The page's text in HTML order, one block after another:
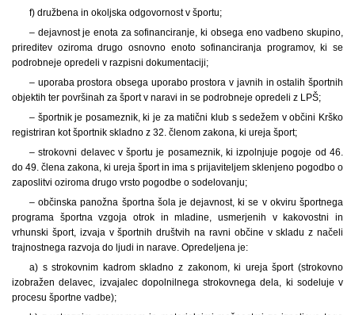
f) družbena in okoljska odgovornost v športu;
– dejavnost je enota za sofinanciranje, ki obsega eno vadbeno skupino,
prireditev oziroma drugo osnovno enoto sofinanciranja programov, ki se
podrobneje opredeli v razpisni dokumentaciji;
– uporaba prostora obsega uporabo prostora v javnih in ostalih športnih
objektih ter površinah za šport v naravi in se podrobneje opredeli z LPŠ;
– športnik je posameznik, ki je za matični klub s sedežem v občini Krško
registriran kot športnik skladno z 32. členom zakona, ki ureja šport;
– strokovni delavec v športu je posameznik, ki izpolnjuje pogoje od 46.
do 49. člena zakona, ki ureja šport in ima s prijaviteljem sklenjeno pogodbo o
zaposlitvi oziroma drugo vrsto pogodbe o sodelovanju;
– občinska panožna športna šola je dejavnost, ki se v okviru športnega
programa športna vzgoja otrok in mladine, usmerjenih v kakovostni in
vrhunski šport, izvaja v športnih društvih na ravni občine v skladu z načeli
trajnostnega razvoja do ljudi in narave. Opredeljena je:
a) s strokovnim kadrom skladno z zakonom, ki ureja šport (strokovno
izobražen delavec, izvajalec dopolnilnega strokovnega dela, ki sodeluje v
procesu športne vadbe);